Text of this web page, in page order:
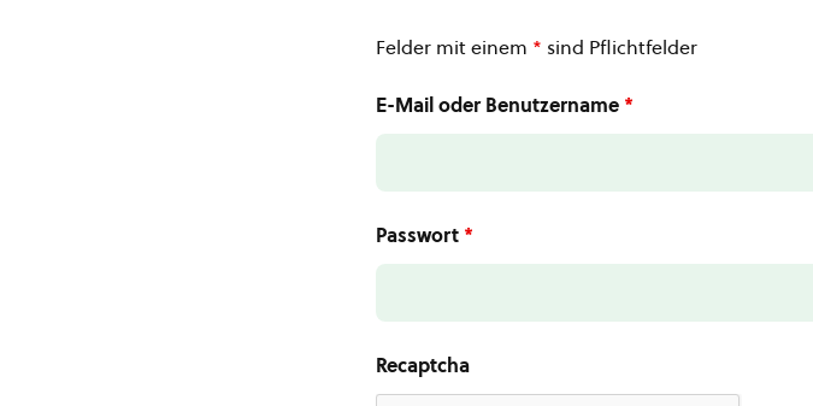
Felder mit einem * sind Pflichtfelder
E-Mail oder Benutzername *
Passwort *
Recaptcha